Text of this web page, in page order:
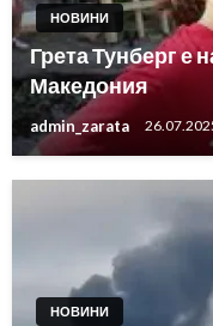
НОВИНИ
Грета Тунберг е
Македония
admin_zarata
НОВИНИ